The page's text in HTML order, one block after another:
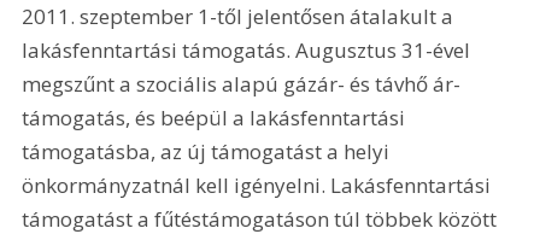
2011. szeptember 1-től jelentősen átalakult a
lakásfenntartási támogatás. Augusztus 31-ével
megszűnt a szociális alapú gázár- és távhő ár-
támogatás, és beépül a lakásfenntartási
támogatásba, az új támogatást a helyi
önkormányzatnál kell igényelni. Lakásfenntartási
támogatást a fűtéstámogatáson túl többek között